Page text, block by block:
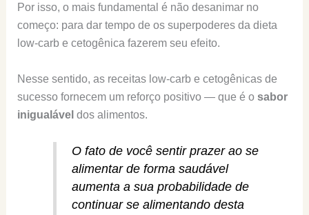
Por isso, o mais fundamental é não desanimar no
começo: para dar tempo de os superpoderes da dieta
low-carb e cetogênica fazerem seu efeito.
Nesse sentido, as receitas low-carb e cetogênicas de
sucesso fornecem um reforço positivo — que é o sabor
inigualável dos alimentos.
O fato de você sentir prazer ao se
alimentar de forma saudável
aumenta a sua probabilidade de
continuar se alimentando desta